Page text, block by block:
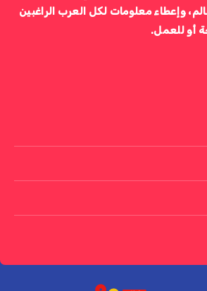
وإعطاء معلومات لكل العرب الراغبين
أو للعمل.